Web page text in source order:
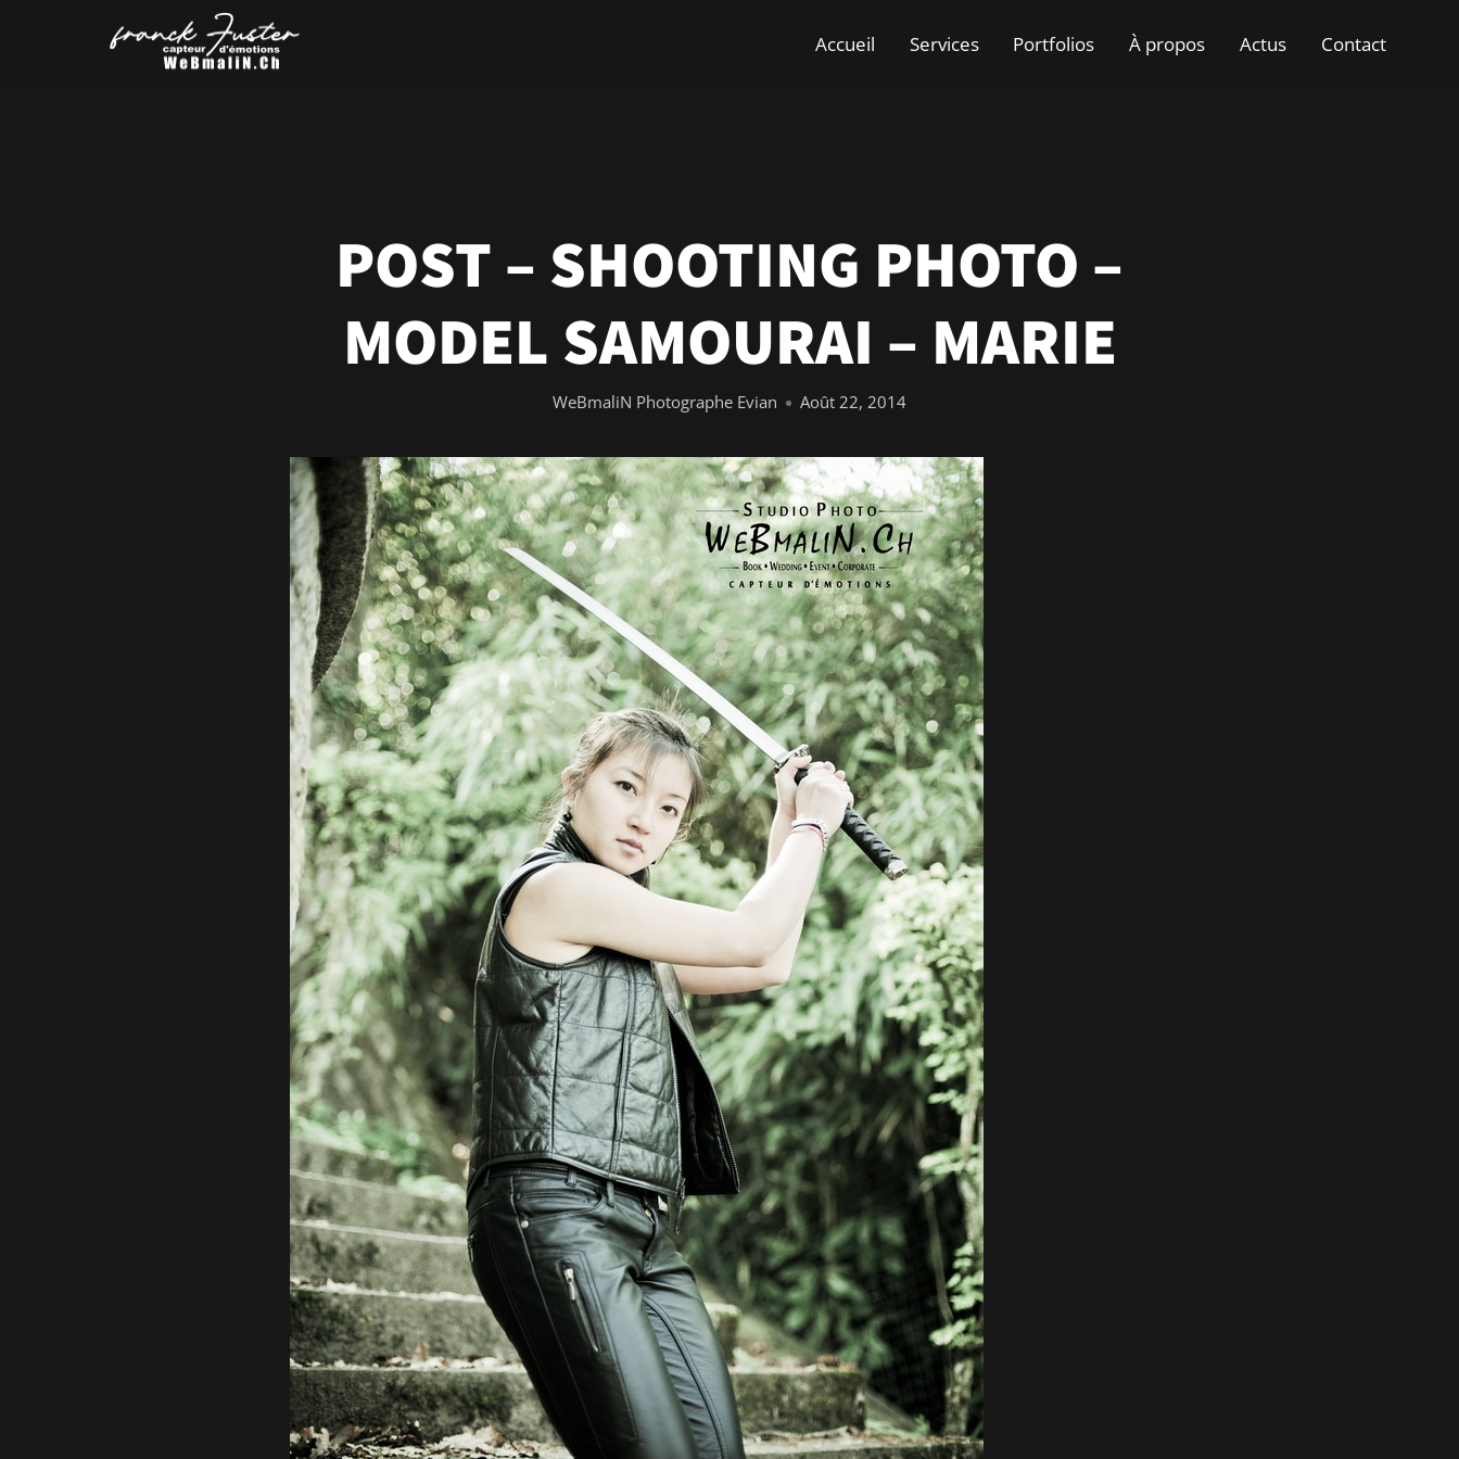
Accueil Services Portfolios À propos Actus Contact
POST – SHOOTING PHOTO –
MODEL SAMOURAI – MARIE
WeBmaliN Photographe Evian Août 22, 2014